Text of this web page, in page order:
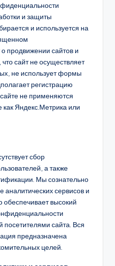
и защиты
и используется на
продвижении сайтов и
сайт не осуществляет
не использует формы
регистрацию
не применяются
как Яндекс.Метрика или
сбор
а также
Мы сознательно
аналитических сервисов и
обеспечивает высокий
сайта. Вся
предназначена
целей.